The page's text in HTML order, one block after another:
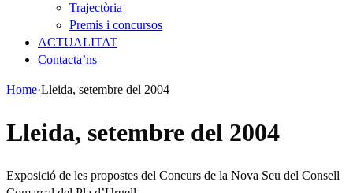
Trajectòria
Premis i concursos
ACTUALITAT
Contacta’ns
Home·Lleida, setembre del 2004
Lleida, setembre del 2004
Exposició de les propostes del Concurs de la Nova Seu del Consell